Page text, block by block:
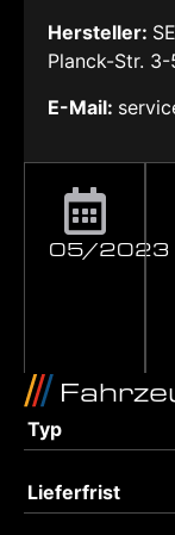
05/2023
Typ
Lieferfrist
Hersteller:
Planck-Str.
E-Mail: